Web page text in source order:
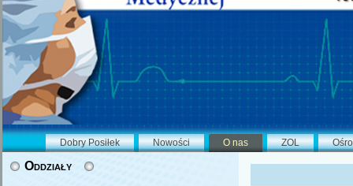
Dobry Posiłek Nowości O nas ZOL
Oddziały